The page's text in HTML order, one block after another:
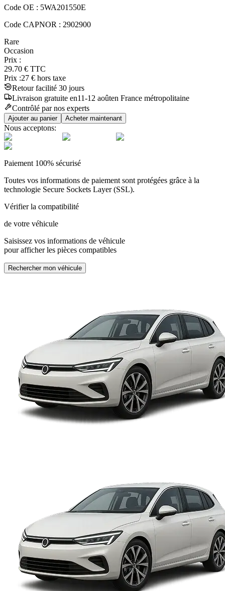
Code OE : 5WA201550E
Code CAPNOR : 2902900
Rare
Occasion
Prix :
29.70 € TTC
Prix :27 € hors taxe
Retour facilité 30 jours
Livraison gratuite en11-12 aoûten France métropolitaine
Contrôlé par nos experts
Ajouter au panier Acheter maintenant
Nous acceptons:
Paiement 100% sécurisé
Toutes vos informations de paiement sont protégées grâce à la
technologie Secure Sockets Layer (SSL).
Vérifier la compatibilité
de votre véhicule
Saisissez vos informations de véhicule
pour afficher les pièces compatibles
Rechercher mon véhicule